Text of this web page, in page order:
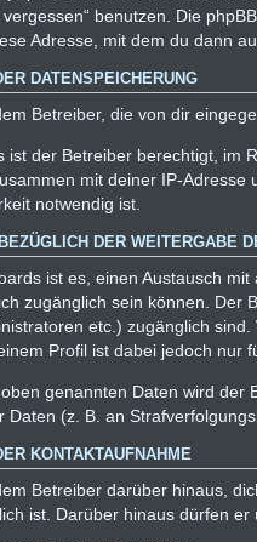
benutzen. Die
Adresse, mit dem du dann
DATENSPEICHERUNG
Betreiber, die von dir
ist der Betreiber berechtigt, im
mit deiner IP-
notwendig ist.
DER WEITERGABE
ist es, einen Austausch
zugänglich sein können. Der
etc.) zugänglich
Profil ist dabei jedoch nur
genannten Daten wird der
Daten (z. B. an
KONTAKTAUFNAHME
Betreiber darüber hinaus,
ist. Darüber hinaus dürfen